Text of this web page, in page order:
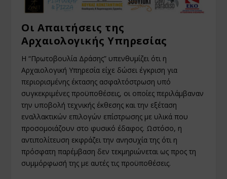
Οι Απαιτήσεις της
Αρχαιολογικής Υπηρεσίας
Η “Πρωτοβουλία Δράσης” υπενθυμίζει ότι η
Αρχαιολογική Υπηρεσία είχε δώσει έγκριση για
περιορισμένης έκτασης ασφαλτόστρωση υπό
συγκεκριμένες προϋποθέσεις, οι οποίες περιλάμβαναν
την υποβολή τεχνικής έκθεσης και την εξέταση
εναλλακτικών επιλογών επίστρωσης με υλικά που
προσομοιάζουν στο φυσικό έδαφος. Ωστόσο, η
αντιπολίτευση εκφράζει την ανησυχία της ότι η
πρόσφατη παρέμβαση δεν τεκμηριώνεται ως προς τη
συμμόρφωσή της με αυτές τις προϋποθέσεις.